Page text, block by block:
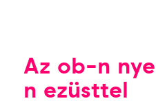
Az ob-n
n ezüsttel